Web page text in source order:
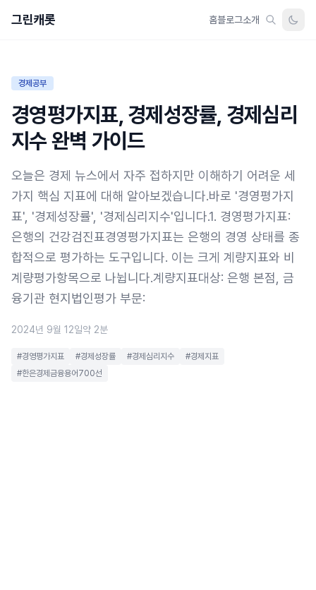
그린캐롯 홈블로그소개
경제공부
경영평가지표, 경제성장률, 경제심리
지수 완벽 가이드
오늘은 경제 뉴스에서 자주 접하지만 이해하기 어려운 세
가지 핵심 지표에 대해 알아보겠습니다.바로 '경영평가지
표', '경제성장률', '경제심리지수'입니다.1. 경영평가지표:
은행의 건강검진표경영평가지표는 은행의 경영 상태를 종
합적으로 평가하는 도구입니다. 이는 크게 계량지표와 비
계량평가항목으로 나뉩니다.계량지표대상: 은행 본점, 금
융기관 현지법인평가 부문:
2024년 9월 12일약 2분
#경영평가지표 #경제성장률 #경제심리지수
#경제지표
#한은경제금융용어700선